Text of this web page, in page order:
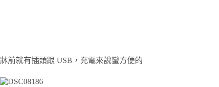
牀前就有插頭跟 USB，充電來說蠻方便的